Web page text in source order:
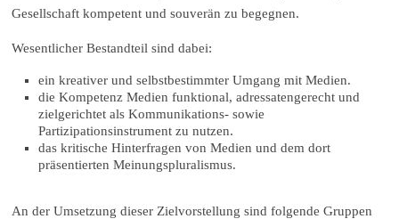
Gesellschaft kompetent und souverän zu begegnen.
Wesentlicher Bestandteil sind dabei:
ein kreativer und selbstbestimmter Umgang mit Medien.
die Kompetenz Medien funktional, adressatengerecht und
zielgerichtet als Kommunikations- sowie
Partizipationsinstrument zu nutzen.
das kritische Hinterfragen von Medien und dem dort
präsentierten Meinungspluralismus.
An der Umsetzung dieser Zielvorstellung sind folgende Gruppen